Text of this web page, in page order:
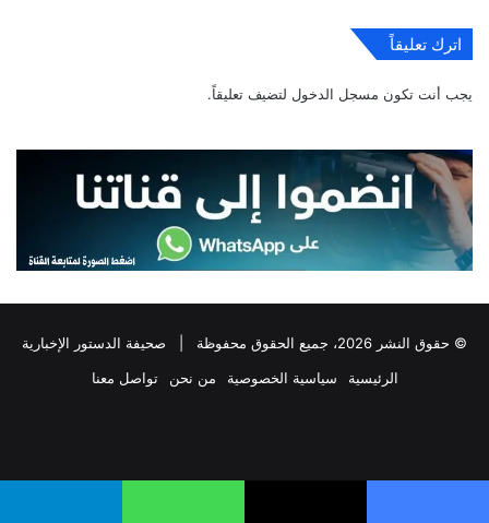
اترك تعليقاً
يجب أنت تكون مسجل الدخول لتضيف تعليقاً.
© حقوق النشر 2026، جميع الحقوق محفوظة |
صحيفة الدستور الإخبارية
الرئيسية
سياسية الخصوصية من نحن تواصل معنا